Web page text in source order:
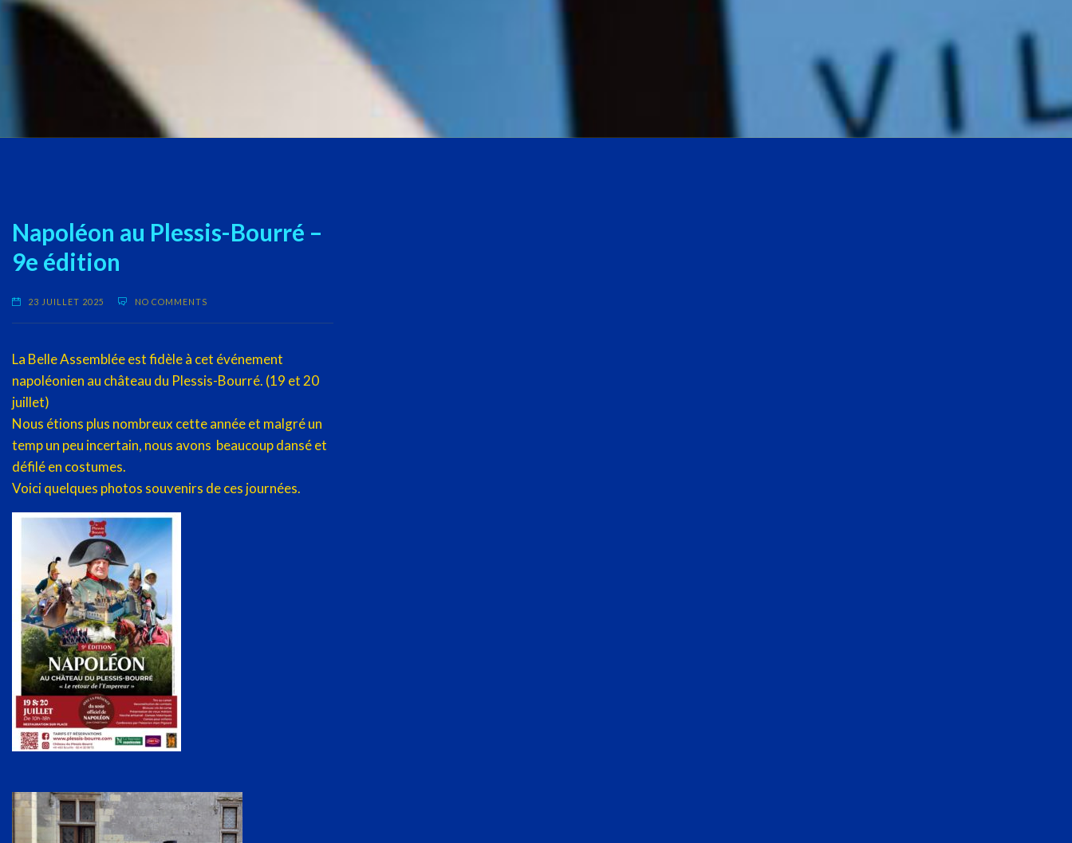
Napoléon au Plessis-Bourré –
9e édition
23 JUILLET 2025 NO COMMENTS
La Belle Assemblée est fidèle à cet événement
napoléonien au château du Plessis-Bourré. (19 et 20
juillet)
Nous étions plus nombreux cette année et malgré un
temp un peu incertain, nous avons beaucoup dansé et
défilé en costumes.
Voici quelques photos souvenirs de ces journées.